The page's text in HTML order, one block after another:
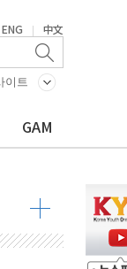
ENG | 中文
이트
GAM